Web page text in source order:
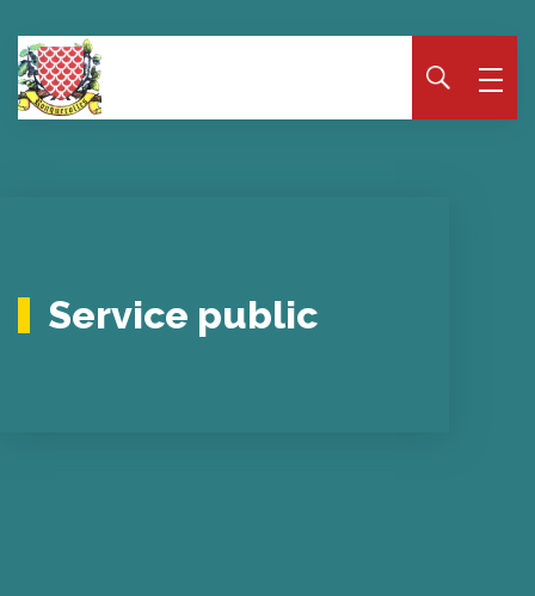
Service public